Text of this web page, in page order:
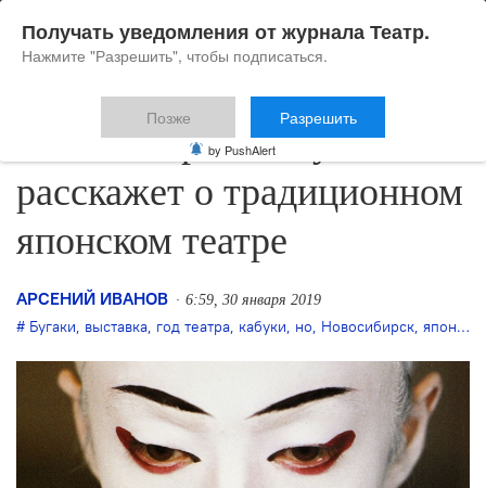
Новосибирский музей
расскажет о традиционном
японском театре
АРСЕНИЙ ИВАНОВ 6:59, 30 января 2019
Бугаки, выставка, год театра, кабуки, но, Новосибирск, японский театр
Получать уведомления от журнала Театр.
Нажмите "Разрешить", чтобы подписаться.
Позже Разрешить
by PushAlert